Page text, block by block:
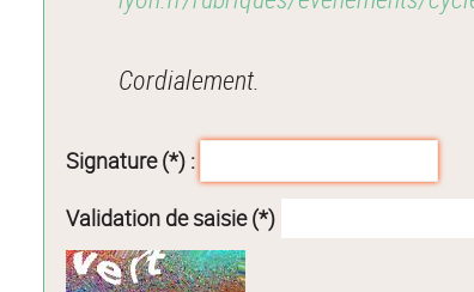
Cordialement.
Signature (*) :
Validation de saisie (*)